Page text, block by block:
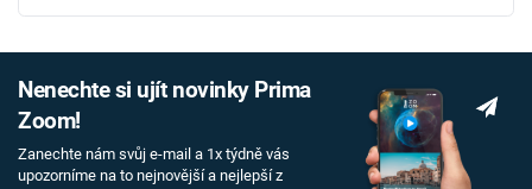
Nenechte si ujít novinky Prima
Zoom!
Zanechte nám svůj e-mail a 1x týdně vás
upozorníme na to nejnovější a nejlepší z